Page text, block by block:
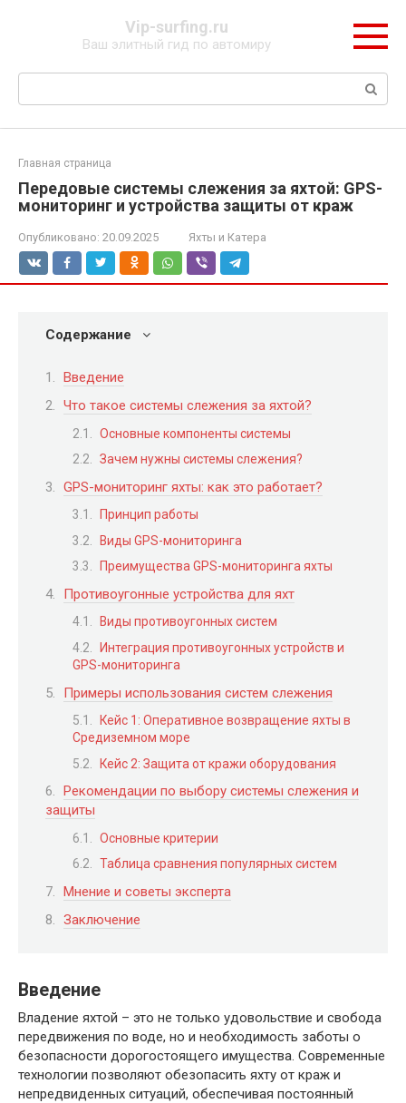
Vip-surfing.ru
Ваш элитный гид по автомиру
Поиск:
Главная страница
Передовые системы слежения за яхтой: GPS-
мониторинг и устройства защиты от краж
Опубликовано: 20.09.2025 Яхты и Катера
Содержание
Введение
Что такое системы слежения за яхтой?
Основные компоненты системы
Зачем нужны системы слежения?
GPS-мониторинг яхты: как это работает?
Принцип работы
Виды GPS-мониторинга
Преимущества GPS-мониторинга яхты
Противоугонные устройства для яхт
Виды противоугонных систем
Интеграция противоугонных устройств и
GPS-мониторинга
Примеры использования систем слежения
Кейс 1: Оперативное возвращение яхты в
Средиземном море
Кейс 2: Защита от кражи оборудования
Рекомендации по выбору системы слежения и
защиты
Основные критерии
Таблица сравнения популярных систем
Мнение и советы эксперта
Заключение
Введение
Владение яхтой – это не только удовольствие и свобода
передвижения по воде, но и необходимость заботы о
безопасности дорогостоящего имущества. Современные
технологии позволяют обезопасить яхту от краж и
непредвиденных ситуаций, обеспечивая постоянный